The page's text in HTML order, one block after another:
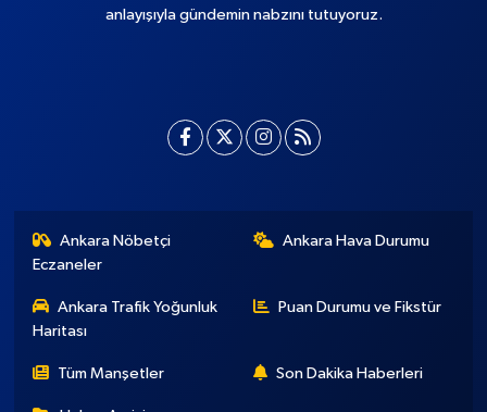
anlayışıyla gündemin nabzını tutuyoruz.
Ankara Nöbetçi
Eczaneler
Ankara Hava Durumu
Ankara Trafik Yoğunluk
Haritası
Puan Durumu ve Fikstür
Tüm Manşetler Son Dakika Haberleri